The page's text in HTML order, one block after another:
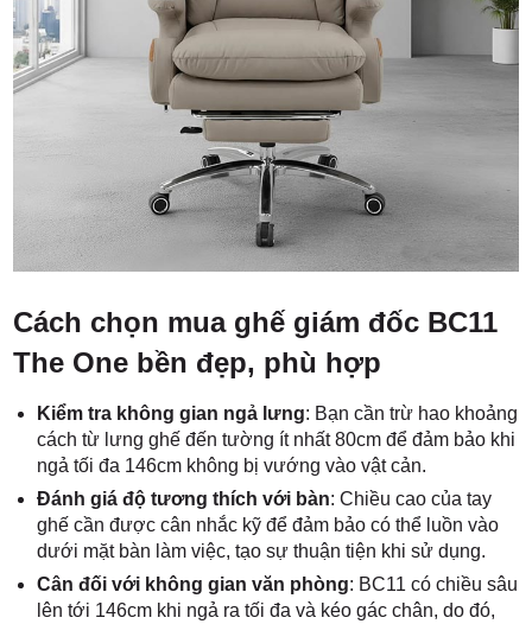
Cách chọn mua ghế giám đốc BC11
The One bền đẹp, phù hợp
Kiểm tra không gian ngả lưng: Bạn cần trừ hao khoảng
cách từ lưng ghế đến tường ít nhất 80cm để đảm bảo khi
ngả tối đa 146cm không bị vướng vào vật cản.
Đánh giá độ tương thích với bàn: Chiều cao của tay
ghế cần được cân nhắc kỹ để đảm bảo có thể luồn vào
dưới mặt bàn làm việc, tạo sự thuận tiện khi sử dụng.
Cân đối với không gian văn phòng: BC11 có chiều sâu
lên tới 146cm khi ngả ra tối đa và kéo gác chân, do đó,